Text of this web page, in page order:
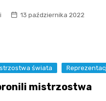
13 października 2022
świata
mistrzostwa